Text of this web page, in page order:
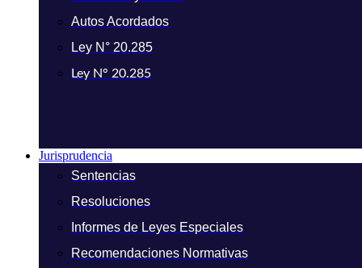
Autos Acordados
Ley N° 20.285
Ley N° 20.285
Jurisprudencia
Sentencias
Resoluciones
Informes de Leyes Especiales
Recomendaciones Normativas